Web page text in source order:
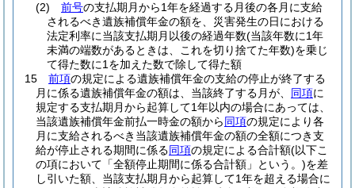
(2)
前号の支払期月から1年を経過する月後の各月に支給
されるべき遺族補償年金の額を、災害発生の日における
法定利率に当該支払期月以後の経過年数(当該年数に1年
未満の端数があるときは、これを切り捨てた年数)を乗じ
て得た数に1を加えた数で除して得た額
15
前項の規定による遺族補償年金の支給の停止が終了する
月に係る遺族補償年金の額は、当該終了する月が、 同項に
規定する支払期月から起算して1年以内の場合にあっては、
当該遺族補償年金前払一時金の額から同項の規定により各
月に支給されるべき当該遺族補償年金の額の全額につき支
給が停止される期間に係る同項の規定による合計額(以下こ
の項において「全額停止期間に係る合計額」という。)を差
し引いた額、当該支払期月から起算して1年を超える場合に